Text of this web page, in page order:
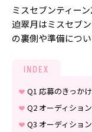
ゲッターズ飯
MISS
ミスセブンテ
MAGAZINE
Seventeenに
ミスセブンティー
迫翠月はミスセブ
の裏側や準備につ
INDEX
Q1 応募のきっか
Q2 オーディショ
Q3 オーディショ